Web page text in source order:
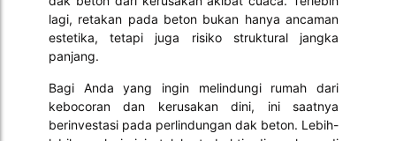
lagi, retakan pada beton bukan hanya ancaman
estetika, tetapi juga risiko struktural jangka
panjang.
Bagi Anda yang ingin melindungi rumah dari
kebocoran dan kerusakan dini, ini saatnya
berinvestasi pada perlindungan dak beton. Lebih-